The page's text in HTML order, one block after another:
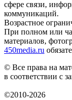
сфере связи,
коммуникаций.
Возрастное
При полном или
материалов,
450media.ru
© Все права на
в соответствии с
©2010-2026